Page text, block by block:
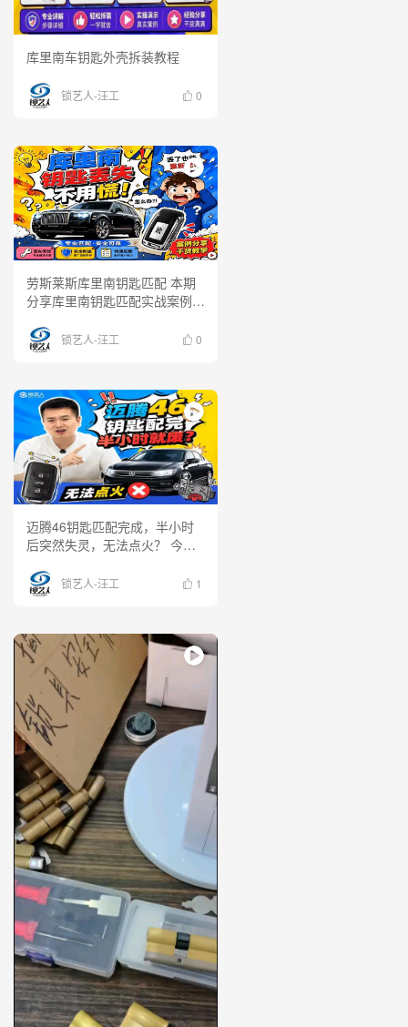
库里南车钥匙外壳拆装教程
锁艺人-汪工 0
劳斯莱斯库里南钥匙匹配 本期
分享库里南钥匙匹配实战案例，
程。
锁艺人-汪工 0
迈腾46钥匙匹配完成，半小时
后突然失灵，无法点火？ 今天
什么会“刚匹配好就罢工”，问题
到底出在哪里。
锁艺人-汪工 1